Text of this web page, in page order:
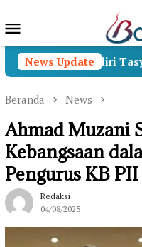
ke
Mobile
News Update
Hadiri Tasyakuran
Beranda News
Ahmad Muzani
Kebangsaan
Pengurus KB PII
Redaksi
04/08/2025